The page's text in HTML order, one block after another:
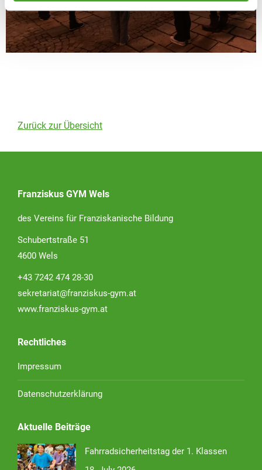
Zurück zur Übersicht
Franziskus GYM Wels
des Vereins für Franziskanische Bildung
Schubertstraße 51
4600 Wels
+43 7242 474 28-30
sekretariat@franziskus-gym.at
www.franziskus-gym.at
Rechtliches
Impressum
Datenschutzerklärung
Aktuelle Beiträge
Fahrradsicherheitstag der 1. Klassen